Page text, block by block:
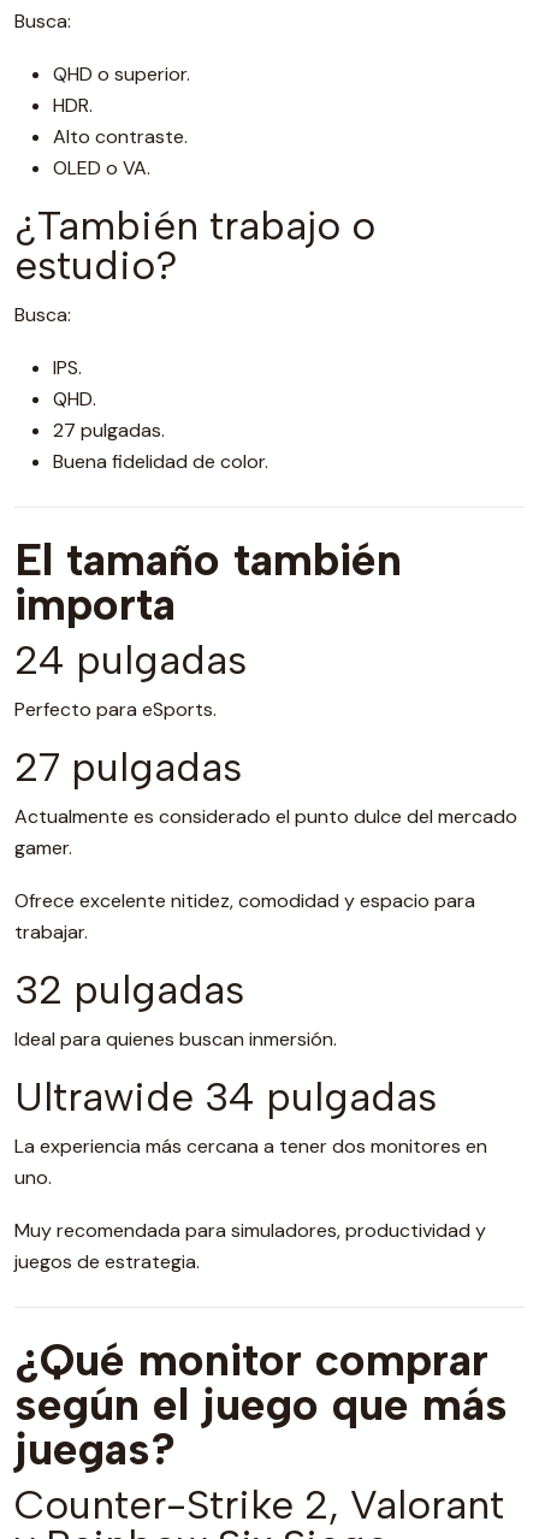
Busca:
QHD o superior.
HDR.
Alto contraste.
OLED o VA.
¿También trabajo o
estudio?
Busca:
IPS.
QHD.
27 pulgadas.
Buena fidelidad de color.
El tamaño también
importa
24 pulgadas
Perfecto para eSports.
27 pulgadas
Actualmente es considerado el punto dulce del mercado
gamer.
Ofrece excelente nitidez, comodidad y espacio para
trabajar.
32 pulgadas
Ideal para quienes buscan inmersión.
Ultrawide 34 pulgadas
La experiencia más cercana a tener dos monitores en
uno.
Muy recomendada para simuladores, productividad y
juegos de estrategia.
¿Qué monitor comprar
según el juego que más
juegas?
Counter-Strike 2, Valorant